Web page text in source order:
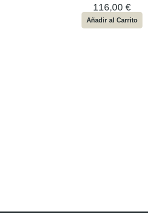
116,00 €
Añadir al Carrito